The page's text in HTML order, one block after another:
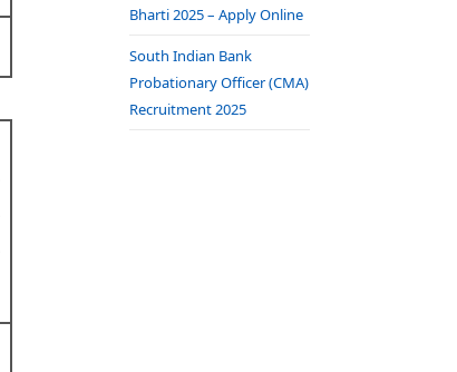
Bharti 2025 – Apply Online
South Indian Bank
Probationary Officer (CMA)
Recruitment 2025